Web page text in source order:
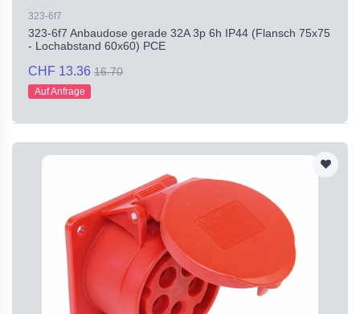
323-6f7
323-6f7 Anbaudose gerade 32A 3p 6h IP44 (Flansch 75x75
- Lochabstand 60x60) PCE
CHF 13.36 16.70
Auf Anfrage